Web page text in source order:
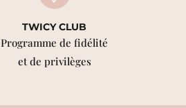
TWICY CLUB
Programme de fidélité
et de privilèges